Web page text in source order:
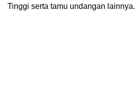
Tinggi serta tamu undangan lainnya.